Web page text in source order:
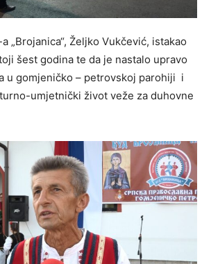
„Brojanica“, Željko Vukčević, istakao
šest godina te da je nastalo upravo
u gomjeničko – petrovskoj parohiji i
umjetnički život veže za duhovne